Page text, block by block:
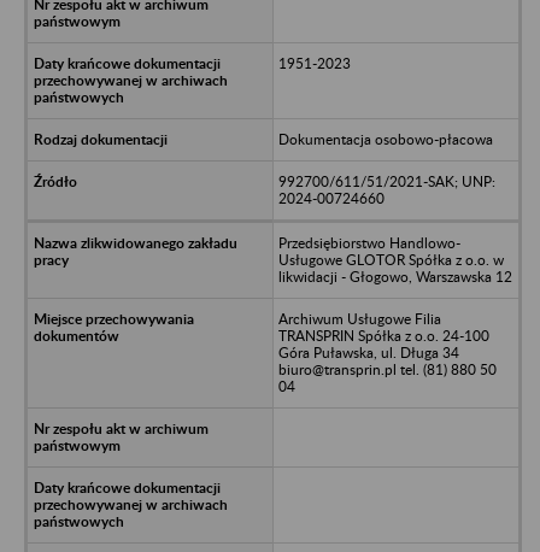
1951-2023
Dokumentacja osobowo-płacowa
992700/611/51/2021-SAK; UNP:
2024-00724660
Przedsiębiorstwo Handlowo-
Usługowe GLOTOR Spółka z o.o. w
likwidacji - Głogowo, Warszawska 12
Archiwum Usługowe Filia
TRANSPRIN Spółka z o.o. 24-100
Góra Puławska, ul. Długa 34
biuro@transprin.pl tel. (81) 880 50
04